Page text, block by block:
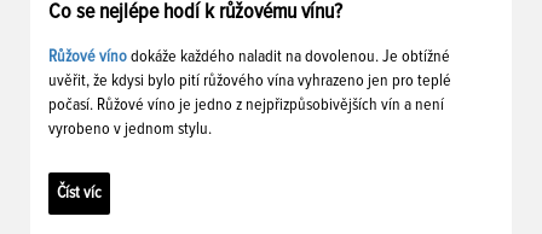
Co se nejlépe hodí k růžovému vínu?
Růžové víno dokáže každého naladit na dovolenou. Je obtížné
uvěřit, že kdysi bylo pití růžového vína vyhrazeno jen pro teplé
počasí. Růžové víno je jedno z nejpřizpůsobivějších vín a není
vyrobeno v jednom stylu.
Číst víc